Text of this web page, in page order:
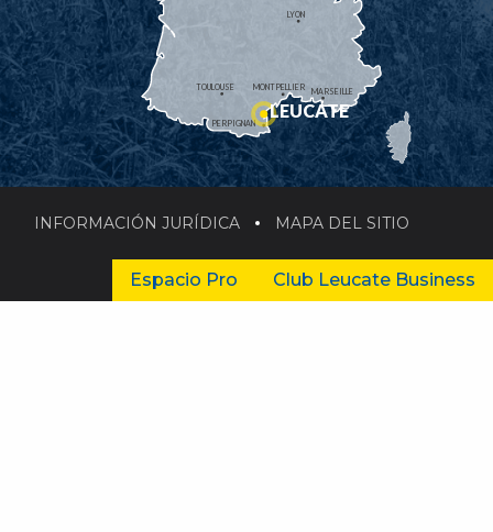
MONTPELLIER
PERPIGNAN
MARSEILLE
TOULOUSE
LYON
LEUCATE
INFORMACIÓN JURÍDICA MAPA DEL SITIO
Espacio Pro Club Leucate Business